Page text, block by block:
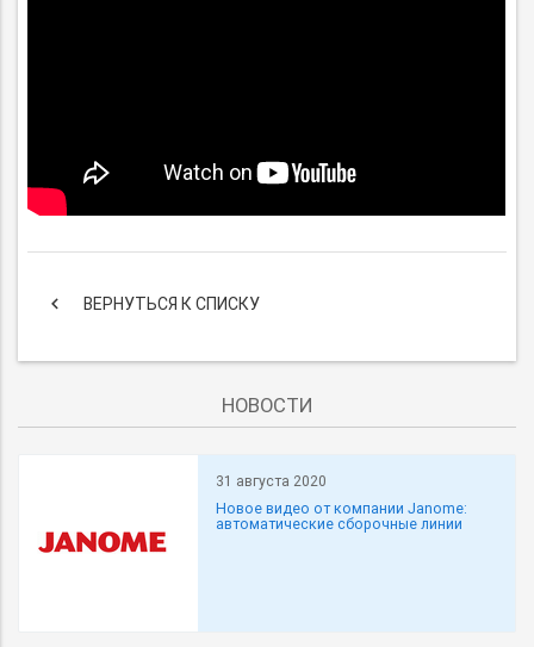
keyboard_arrow_left ВЕРНУТЬСЯ К СПИСКУ
НОВОСТИ
31 августа 2020
Новое видео от компании Janome:
автоматические сборочные линии